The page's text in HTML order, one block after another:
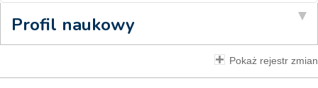
Profil naukowy
Pokaż rejestr zmian